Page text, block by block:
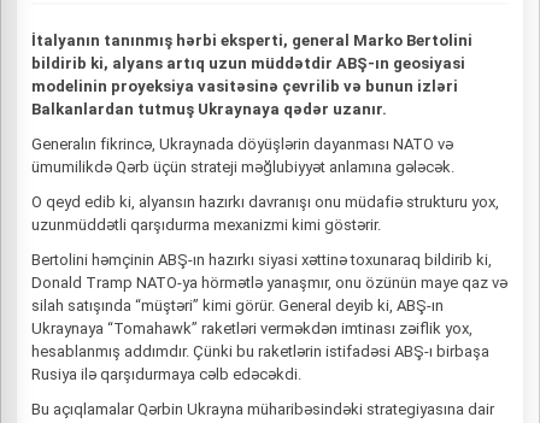
İtalyanın tanınmış hərbi eksperti, general Marko Bertolini
bildirib ki, alyans artıq uzun müddətdir ABŞ-ın geosiyasi
modelinin proyeksiya vasitəsinə çevrilib və bunun izləri
Balkanlardan tutmuş Ukraynaya qədər uzanır.
Generalın fikrincə, Ukraynada döyüşlərin dayanması NATO və
ümumilikdə Qərb üçün strateji məğlubiyyət anlamına gələcək.
O qeyd edib ki, alyansın hazırkı davranışı onu müdafiə strukturu yox,
uzunmüddətli qarşıdurma mexanizmi kimi göstərir.
Bertolini həmçinin ABŞ-ın hazırkı siyasi xəttinə toxunaraq bildirib ki,
Donald Tramp NATO-ya hörmətlə yanaşmır, onu özünün maye qaz və
silah satışında “müştəri” kimi görür. General deyib ki, ABŞ-ın
Ukraynaya “Tomahawk” raketləri verməkdən imtinası zəiflik yox,
hesablanmış addımdır. Çünki bu raketlərin istifadəsi ABŞ-ı birbaşa
Rusiya ilə qarşıdurmaya cəlb edəcəkdi.
Bu açıqlamalar Qərbin Ukrayna müharibəsindəki strategiyasına dair